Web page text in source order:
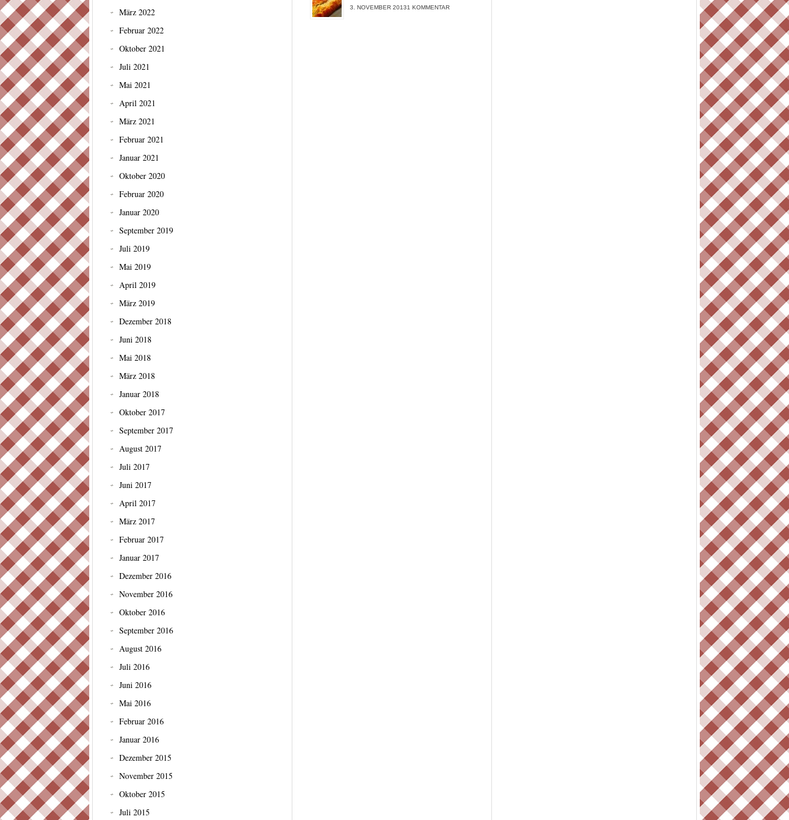
März 2022
Februar 2022
Oktober 2021
Juli 2021
Mai 2021
April 2021
März 2021
Februar 2021
Januar 2021
Oktober 2020
Februar 2020
Januar 2020
September 2019
Juli 2019
Mai 2019
April 2019
März 2019
Dezember 2018
Juni 2018
Mai 2018
März 2018
Januar 2018
Oktober 2017
September 2017
August 2017
Juli 2017
Juni 2017
April 2017
März 2017
Februar 2017
Januar 2017
Dezember 2016
November 2016
Oktober 2016
September 2016
August 2016
Juli 2016
Juni 2016
Mai 2016
Februar 2016
Januar 2016
Dezember 2015
November 2015
Oktober 2015
Juli 2015
3. NOVEMBER 20131 KOMMENTAR